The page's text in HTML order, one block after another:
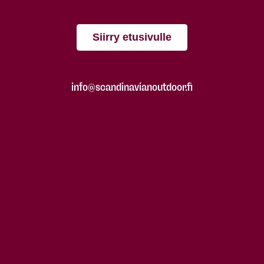
Siirry etusivulle
info@scandinavianoutdoor.fi